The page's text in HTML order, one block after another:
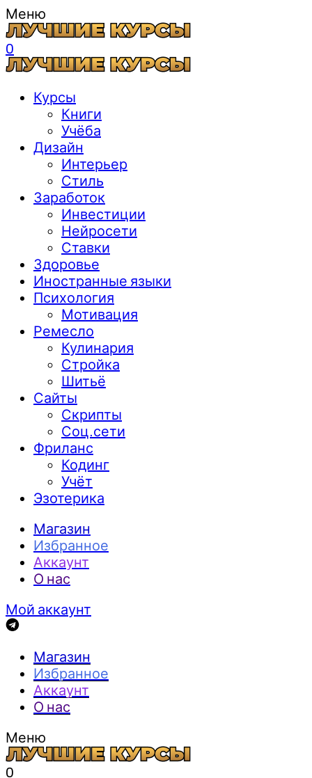
Меню
0
Курсы
Книги
Учёба
Дизайн
Интерьер
Стиль
Заработок
Инвестиции
Нейросети
Ставки
Здоровье
Иностранные языки
Психология
Мотивация
Ремесло
Кулинария
Стройка
Шитьё
Сайты
Скрипты
Соц.сети
Фриланс
Кодинг
Учёт
Эзотерика
Магазин
Избранное
Аккаунт
О нас
Мой аккаунт
Магазин
Избранное
Аккаунт
О нас
Меню
0